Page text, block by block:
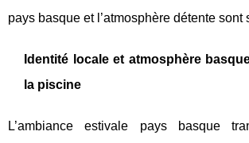
pays basque et l’atmosphère détente sont
Identité locale et atmosphère
la piscine
L’ambiance estivale pays basque